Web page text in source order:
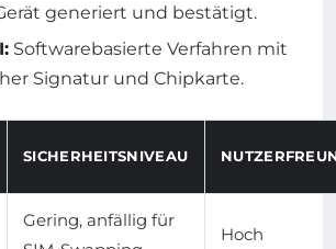
generiert und bestätigt.
Softwarebasierte Verfahren mit
Signatur und Chipkarte.
SICHERHEITSNIVEAU
Gering, anfällig für
Hoch